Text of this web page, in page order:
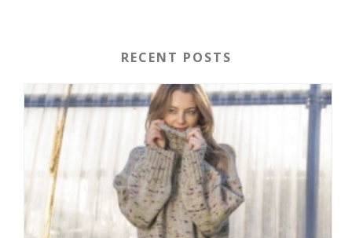
RECENT POSTS